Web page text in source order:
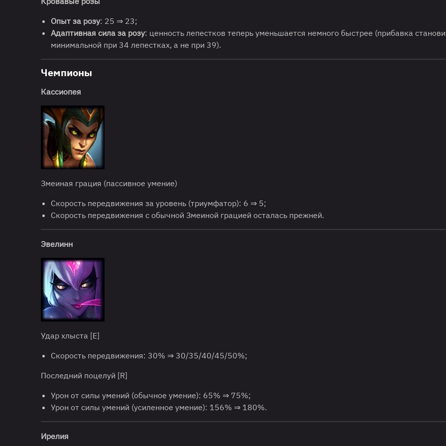
Опыт за розу: 25 ⇒ 23;
Адаптивная сила за розу: ценность лепестков теперь уменьшается немного быстрее (прибавка
минимальной при 34 лепестках, а не при 39).
Чемпионы
Кассиопея
Змеиная грация (пассивное умение)
Скорость передвижения за уровень (триумфатор): 6 ⇒ 5;
Скорость передвижения с обычной Змеиной грацией осталась прежней.
Эвелинн
Удар хлыста [E]
Скорость передвижения: 30% ⇒ 30/35/40/45/50%;
Последний поцелуй [R]
Урон от силы умений (обычное умение): 65% ⇒ 75%;
Урон от силы умений (усиленное умение): 156% ⇒ 180%.
Ирелия